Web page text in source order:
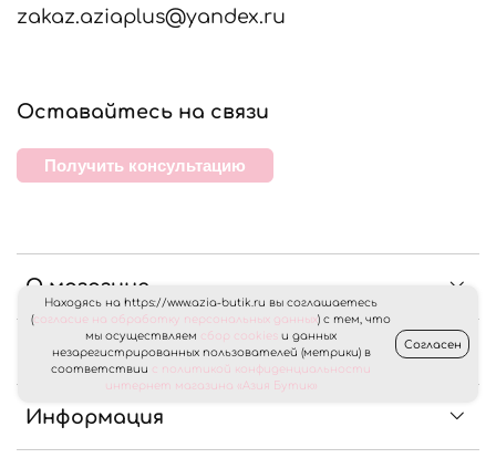
О магазине
Клиентам
Информация
zakaz.aziaplus@yandex.ru
Оставайтесь на связи
Получить консультацию
Находясь на https://www.azia-butik.ru вы соглашаетесь
(согласие на обработку персональных данных) с тем, что
мы осуществляем сбор cookies и данных
незарегистрированных пользователей (метрики) в
соответствии с политикой конфиденциальности
интернет магазина «Азия Бутик»
Согласен